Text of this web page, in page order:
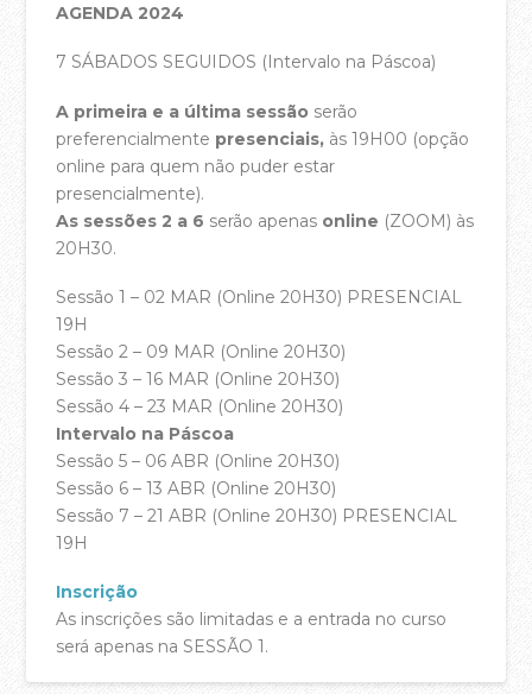
AGENDA 2024
7 SÁBADOS SEGUIDOS (Intervalo na Páscoa)
A primeira e a última sessão serão
preferencialmente presenciais, às 19H00 (opção
online para quem não puder estar
presencialmente).
As sessões 2 a 6 serão apenas online (ZOOM) às
20H30.
Sessão 1 – 02 MAR (Online 20H30) PRESENCIAL
19H
Sessão 2 – 09 MAR (Online 20H30)
Sessão 3 – 16 MAR (Online 20H30)
Sessão 4 – 23 MAR (Online 20H30)
Intervalo na Páscoa
Sessão 5 – 06 ABR (Online 20H30)
Sessão 6 – 13 ABR (Online 20H30)
Sessão 7 – 21 ABR (Online 20H30) PRESENCIAL
19H
Inscrição
As inscrições são limitadas e a entrada no curso
será apenas na SESSÃO 1.